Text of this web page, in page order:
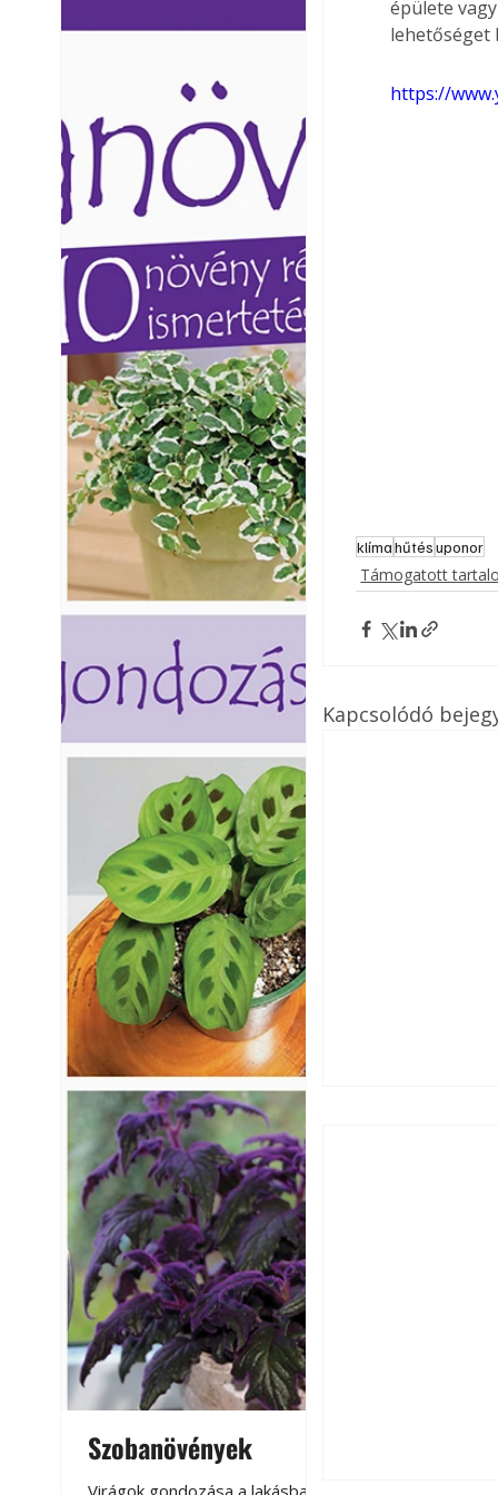
Ezermester
Laptapir kényelmes
Szobanövények
épülete
lehetőséget
https://
klímahűtésuponor
Támogatott
Kapcsolódó